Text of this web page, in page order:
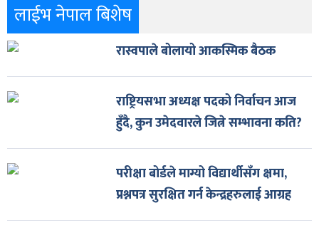
लाईभ नेपाल बिशेष
रास्वपाले बोलायो आकस्मिक बैठक
राष्ट्रियसभा अध्यक्ष पदको निर्वाचन आज
हुँदै, कुन उमेदवारले जित्ने सम्भावना कति?
परीक्षा बोर्डले माग्यो विद्यार्थीसँग क्षमा,
प्रश्नपत्र सुरक्षित गर्न केन्द्रहरुलाई आग्रह